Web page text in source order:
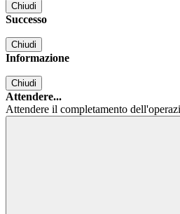
Chiudi
Successo
Chiudi
Informazione
Chiudi
Attendere...
Attendere il completamento